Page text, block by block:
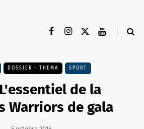
DOSSIER - THEMA SPORT
de la
Warriors de gala